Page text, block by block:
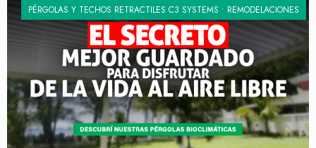
PÉRGOLAS Y TECHOS RETRACTILES C3 SYSTEMS • REMODELACIONES